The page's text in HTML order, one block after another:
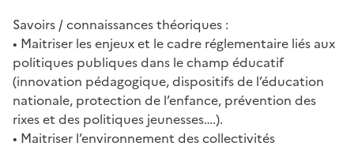
Savoirs / connaissances théoriques :
• Maitriser les enjeux et le cadre réglementaire liés aux
politiques publiques dans le champ éducatif
(innovation pédagogique, dispositifs de l’éducation
nationale, protection de l’enfance, prévention des
rixes et des politiques jeunesses….).
• Maitriser l’environnement des collectivités